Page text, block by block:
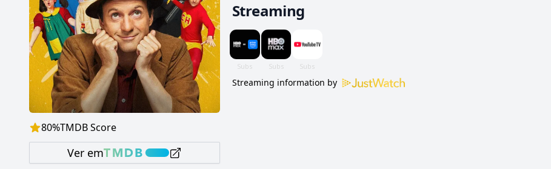
80%TMDB Score
Ver em
Streaming
Streaming information by